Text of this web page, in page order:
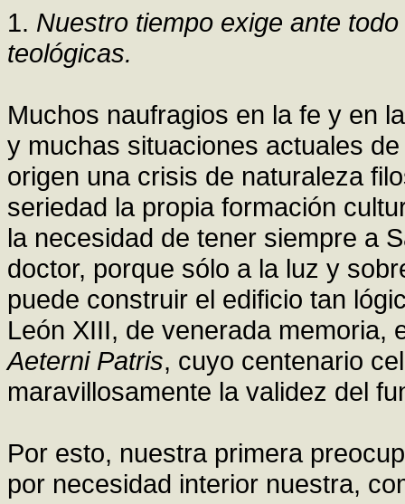
1. Nuestro tiempo exige ante
teológicas.
Muchos naufragios en la fe y en
y muchas situaciones actuales
origen una crisis de naturaleza
seriedad la propia formación
la necesidad de tener siempre a
doctor, porque sólo a la luz y
puede construir el edificio tan
León XIII, de venerada memoria,
Aeterni Patris, cuyo centenario
maravillosamente la validez del
Por esto, nuestra primera
por necesidad interior nuestra,